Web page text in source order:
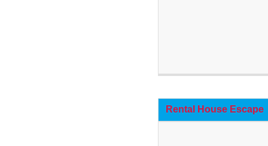
Rental House Escape